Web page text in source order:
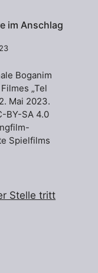
im Anschlag
Boganim
„Tel
Mai 2023.
BY-SA 4.0
Spielfilms